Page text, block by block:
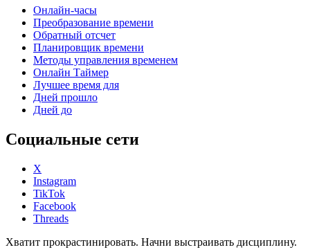
Онлайн-часы
Преобразование времени
Обратный отсчет
Планировщик времени
Методы управления временем
Онлайн Таймер
Лучшее время для
Дней прошло
Дней до
Социальные сети
X
Instagram
TikTok
Facebook
Threads
Хватит прокрастинировать. Начни выстраивать дисциплину.